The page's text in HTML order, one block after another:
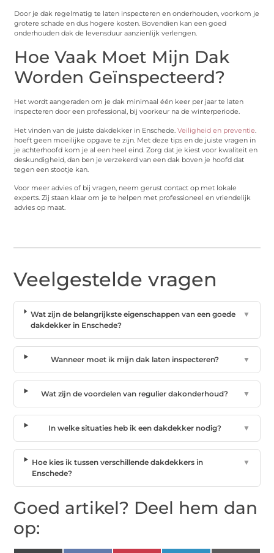
Door je dak regelmatig te laten inspecteren en onderhouden, voorkom je
grotere schade en dus hogere kosten. Bovendien kan een goed
onderhouden dak de levensduur aanzienlijk verlengen.
Hoe Vaak Moet Mijn Dak
Worden Geïnspecteerd?
Het wordt aangeraden om je dak minimaal één keer per jaar te laten
inspecteren door een professional, bij voorkeur na de winterperiode.
Het vinden van de juiste dakdekker in Enschede.Veiligheid en preventie
hoeft geen moeilijke opgave te zijn. Met deze tips en de juiste vragen in
je achterhoofd kom je al een heel eind. Zorg dat je kiest voor kwaliteit en
deskundigheid, dan ben je verzekerd van een dak boven je hoofd dat
tegen een stootje kan.
Voor meer advies of bij vragen, neem gerust contact op met lokale
experts. Zij staan klaar om je te helpen met professioneel en vriendelijk
advies op maat.
Veelgestelde vragen
Wat zijn de belangrijkste eigenschappen van een goede
dakdekker in Enschede?
▼
Wanneer moet ik mijn dak laten inspecteren? ▼
Wat zijn de voordelen van regulier dakonderhoud? ▼
In welke situaties heb ik een dakdekker nodig? ▼
Hoe kies ik tussen verschillende dakdekkers in
Enschede?
▼
Goed artikel? Deel hem dan
op: